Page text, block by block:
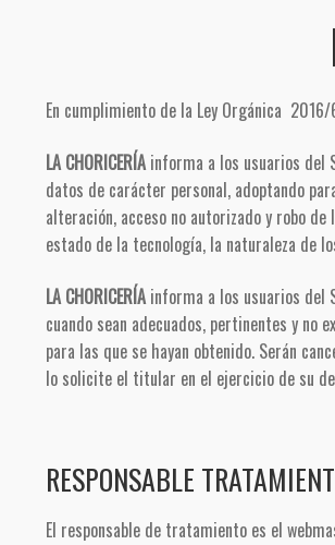
En cumplimiento de la Ley Orgánica
LA CHORICERÍAinforma a los usuarios del
datos de carácter personal, adoptando
alteración, acceso no autorizado y robo
estado de la tecnología, la naturaleza de
LA CHORICERÍA informa a los usuarios del
cuando sean adecuados, pertinentes y
para las que se hayan obtenido. Serán
lo solicite el titular en el ejercicio de su
RESPONSABLE
El responsable de tratamiento es el